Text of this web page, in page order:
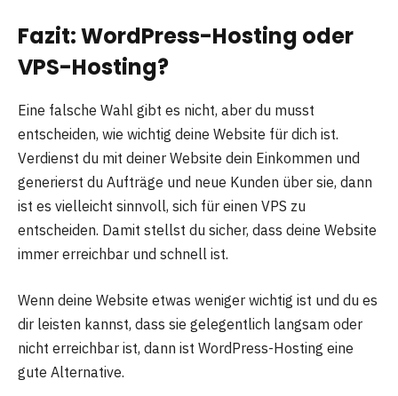
Fazit: WordPress-Hosting oder
VPS-Hosting?
Eine falsche Wahl gibt es nicht, aber du musst
entscheiden, wie wichtig deine Website für dich ist.
Verdienst du mit deiner Website dein Einkommen und
generierst du Aufträge und neue Kunden über sie, dann
ist es vielleicht sinnvoll, sich für einen VPS zu
entscheiden. Damit stellst du sicher, dass deine Website
immer erreichbar und schnell ist.
Wenn deine Website etwas weniger wichtig ist und du es
dir leisten kannst, dass sie gelegentlich langsam oder
nicht erreichbar ist, dann ist WordPress-Hosting eine
gute Alternative.